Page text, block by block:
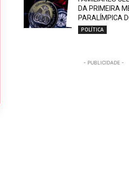
DA PRIMEIRA
PARALÍMPICA
POLÍTICA
- PUBLICIDADE -